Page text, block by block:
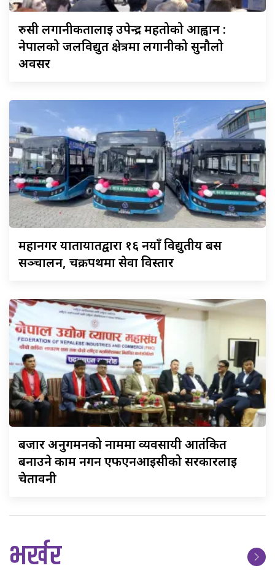
रुसीलगानीकर्तालाई उपेन्द्र महतोको आह्वान :
नेपालको जलविद्युत क्षेत्रमा लगानीको सुनौलो
अवसर
महानगरयातायातद्वारा १६ नयाँ विद्युतीय बस
सञ्चालन, चक्रपथमा सेवा विस्तार
बजारअनुगमनको नाममा व्यवसायी आतंकित
बनाउने काम नगर्न एफएनआईसीको सरकारलाई
चेतावनी
भर्खर